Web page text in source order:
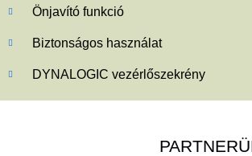
Önjavító funkció
Biztonságos használat
DYNALOGIC vezérlőszekrény